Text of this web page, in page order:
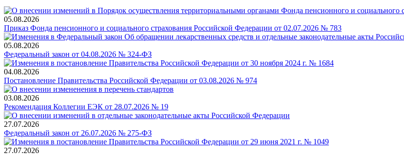
05.08.2026
Приказ Фонда пенсионного и социального страхования Российской Федерации от 02.07.2026 № 783
05.08.2026
Федеральный закон от 04.08.2026 № 324-ФЗ
04.08.2026
Постановление Правительства Российской Федерации от 03.08.2026 № 974
03.08.2026
Рекомендация Коллегии ЕЭК от 28.07.2026 № 19
27.07.2026
Федеральный закон от 26.07.2026 № 275-ФЗ
27.07.2026